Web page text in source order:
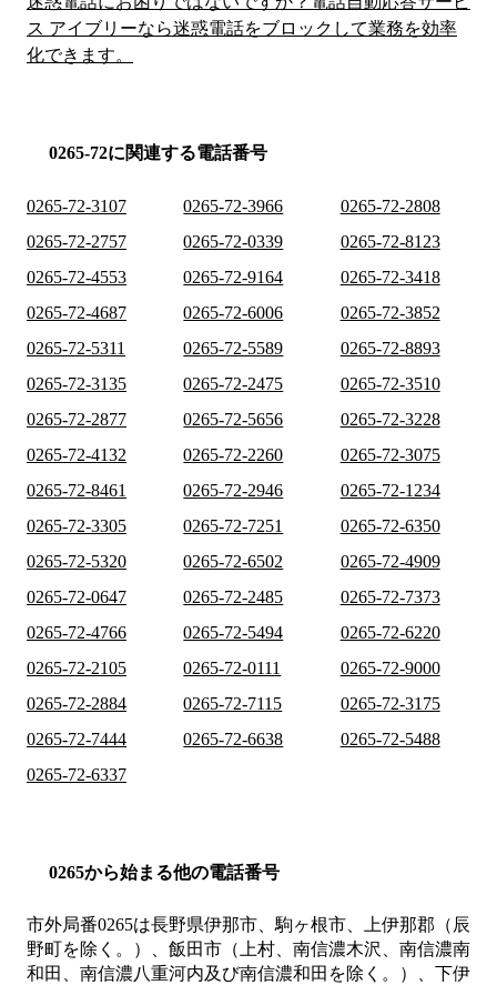
ス アイブリーなら迷惑電話をブロックして業務を効率
化できます。
0265-72に関連する電話番号
0265-72-3107 0265-72-3966
0265-72-2808
0265-72-2757
0265-72-0339
0265-72-8123
0265-72-4553
0265-72-9164
0265-72-3418
0265-72-4687
0265-72-6006
0265-72-3852
0265-72-5311
0265-72-5589
0265-72-8893
0265-72-3135
0265-72-2475
0265-72-3510
0265-72-2877
0265-72-5656
0265-72-3228
0265-72-4132
0265-72-2260
0265-72-3075
0265-72-8461
0265-72-2946
0265-72-1234
0265-72-3305
0265-72-7251
0265-72-6350
0265-72-5320
0265-72-6502
0265-72-4909
0265-72-0647
0265-72-2485
0265-72-7373
0265-72-4766
0265-72-5494
0265-72-6220
0265-72-2105
0265-72-0111
0265-72-9000
0265-72-2884
0265-72-7115
0265-72-3175
0265-72-7444
0265-72-6638
0265-72-5488
0265-72-6337
0265から始まる他の電話番号
市外局番0265は長野県伊那市、駒ヶ根市、上伊那郡（辰
野町を除く。）、飯田市（上村、南信濃木沢、南信濃南
和田、南信濃八重河内及び南信濃和田を除く。）、下伊